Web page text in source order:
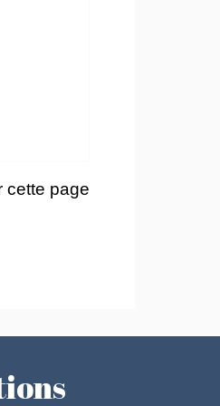
cette page